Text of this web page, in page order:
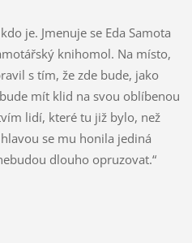
je. Jmenuje se Eda Samota
knihomol. Na místo,
s tím, že zde bude, jako
mít klid na svou oblíbenou
lidí, které tu již bylo, než
se mu honila jediná
dlouho opruzovat.“